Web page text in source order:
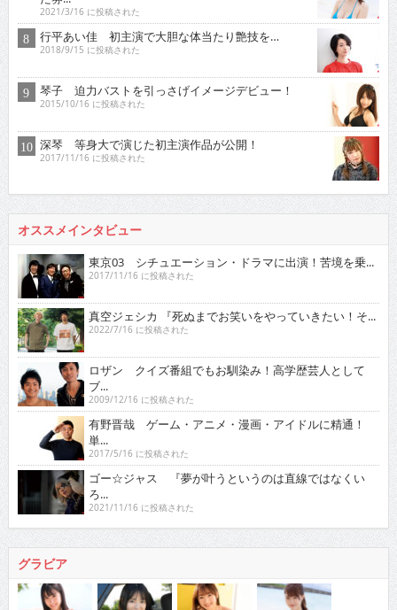
2021/3/16 に投稿された
行平あい佳 初主演で大胆な体当たり艶技を…
2018/9/15 に投稿された
琴子 迫力バストを引っさげイメージデビュー！
2015/10/16 に投稿された
深琴 等身大で演じた初主演作品が公開！
2017/11/16 に投稿された
オススメインタビュー
東京03 シチュエーション・ドラマに出演！苦境を乗...
2017/11/16 に投稿された
真空ジェシカ 『死ぬまでお笑いをやっていきたい！そ...
2022/7/16 に投稿された
ロザン クイズ番組でもお馴染み！高学歴芸人として
ブ...
2009/12/16 に投稿された
有野晋哉 ゲーム・アニメ・漫画・アイドルに精通！
単...
2017/5/16 に投稿された
ゴー☆ジャス 『夢が叶うというのは直線ではなくい
ろ...
2021/11/16 に投稿された
グラビア